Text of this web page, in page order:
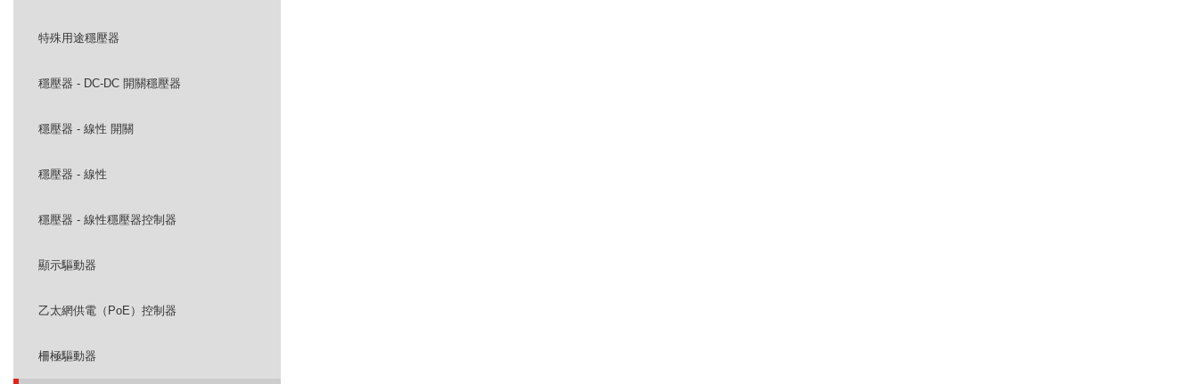
特殊用途穩壓器
穩壓器 - DC-DC 開關穩壓器
穩壓器 - 線性 開關
穩壓器 - 線性
穩壓器 - 線性穩壓器控制器
顯示驅動器
乙太網供電（PoE）控制器
柵極驅動器